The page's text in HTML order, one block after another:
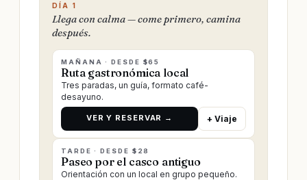
DÍA 1
Llega con calma — come primero, camina
después.
MAÑANA · DESDE $65
Ruta gastronómica local
Tres paradas, un guía, formato café-
desayuno.
VER Y RESERVAR → + Viaje
TARDE · DESDE $28
Paseo por el casco antiguo
Orientación con un local en grupo pequeño.